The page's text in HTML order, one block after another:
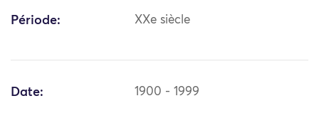
Période: XXe siècle
Date: 1900 - 1999